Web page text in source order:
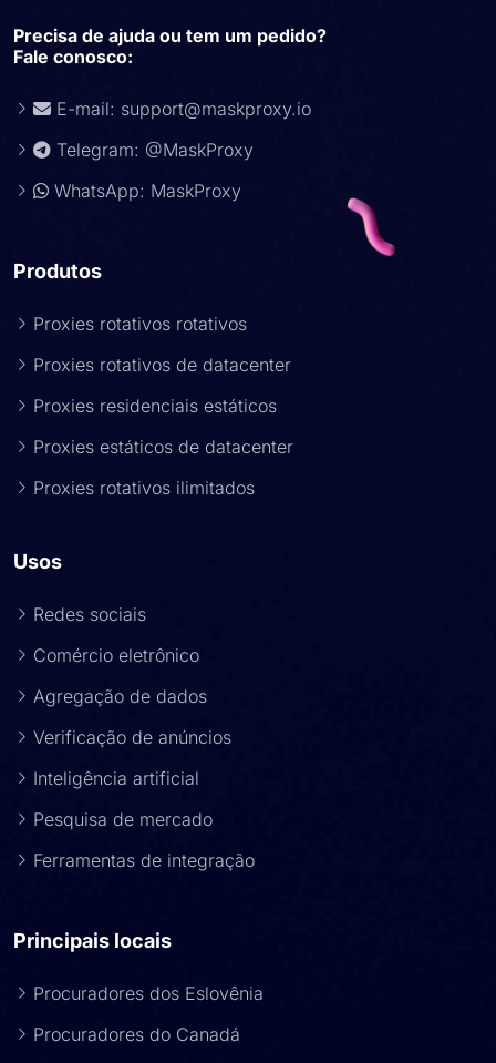
Precisa de ajuda ou tem um pedido?
Fale conosco:
E-mail: support@maskproxy.io
Telegram: @MaskProxy
WhatsApp: MaskProxy
Produtos
Proxies rotativos rotativos
Proxies rotativos de datacenter
Proxies residenciais estáticos
Proxies estáticos de datacenter
Proxies rotativos ilimitados
Usos
Redes sociais
Comércio eletrônico
Agregação de dados
Verificação de anúncios
Inteligência artificial
Pesquisa de mercado
Ferramentas de integração
Principais locais
Procuradores dos Eslovênia
Procuradores do Canadá